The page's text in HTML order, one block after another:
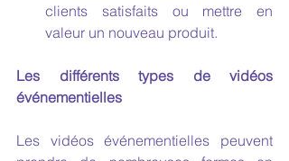
clients satisfaits ou mettre en
valeur un nouveau produit.
Les différents types de vidéos
événementielles
Les vidéos événementielles peuvent